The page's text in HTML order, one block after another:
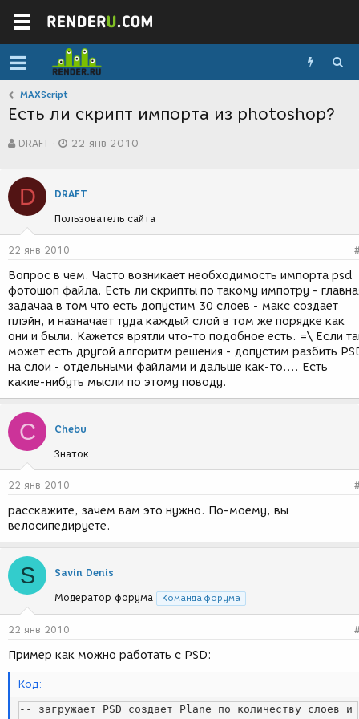
MAXScript
Есть ли скрипт импорта из photoshop?
в
о
р
т
е
м
ы
DRAFT
а
с
з
д
и
я
22 янв 2010
D DRAFT
Пользователь сайта
22 янв 2010
Вопрос в чем. Часто возникает необходимость импорта psd
фотошоп файла. Есть ли скрипты по такому импотру -
задачаа в том что есть допустим 30 слоев - макс создает
плэйн, и назначает туда каждый слой в том же порядке как
они и были. Кажется врятли что-то подобное есть. =\ Если
может есть другой алгоритм решения - допустим разбить
на слои - отдельными файлами и дальше как-то.... Есть
какие-нибуть мысли по этому поводу.
C Chebu
Знаток
22 янв 2010
расскажите, зачем вам это нужно. По-моему, вы
велосипедируете.
S Savin Denis
Модератор форума Команда форума
22 янв 2010
Пример как можно работать с PSD:
Код:
-- загружает PSD создает Plane по количеству слоев и